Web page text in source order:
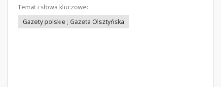
Temat i słowa kluczowe:
Gazety polskie ; Gazeta Olsztyńska